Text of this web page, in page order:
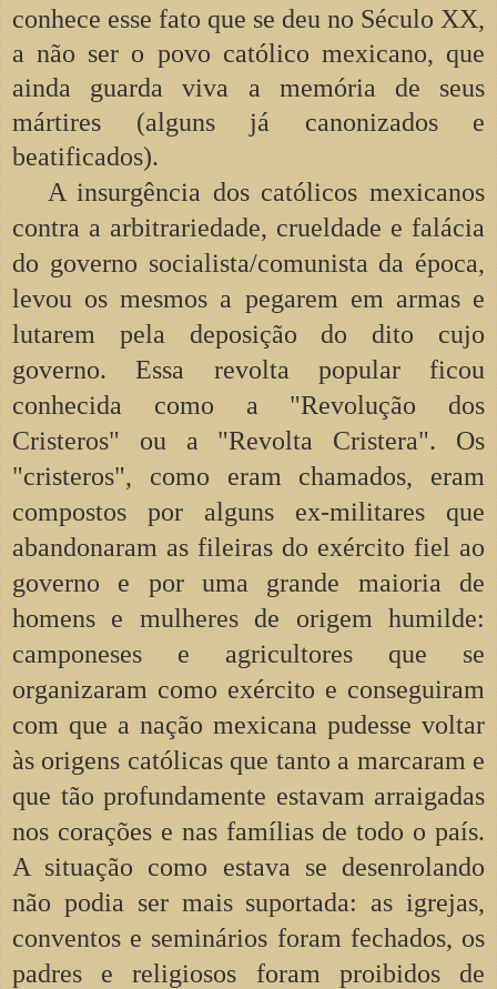
conhece esse fato que se deu no Século XX,
a não ser o povo católico mexicano, que
ainda guarda viva a memória de seus
mártires (alguns já canonizados e
beatificados).
A insurgência dos católicos mexicanos
contra a arbitrariedade, crueldade e falácia
do governo socialista/comunista da época,
levou os mesmos a pegarem em armas e
lutarem pela deposição do dito cujo
governo. Essa revolta popular ficou
conhecida como a "Revolução dos
Cristeros" ou a "Revolta Cristera". Os
"cristeros", como eram chamados, eram
compostos por alguns ex-militares que
abandonaram as fileiras do exército fiel ao
governo e por uma grande maioria de
homens e mulheres de origem humilde:
camponeses e agricultores que se
organizaram como exército e conseguiram
com que a nação mexicana pudesse voltar
às origens católicas que tanto a marcaram e
que tão profundamente estavam arraigadas
nos corações e nas famílias de todo o país.
A situação como estava se desenrolando
não podia ser mais suportada: as igrejas,
conventos e seminários foram fechados, os
padres e religiosos foram proibidos de